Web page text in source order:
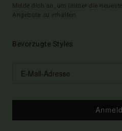
Melde dich an, um immer die
Angebote zu erhalten.
Bevorzugte Styles